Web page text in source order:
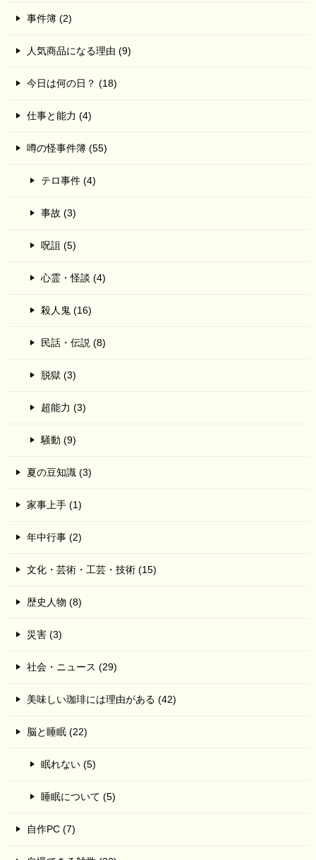
事件簿 (2)
人気商品になる理由 (9)
今日は何の日？ (18)
仕事と能力 (4)
噂の怪事件簿 (55)
テロ事件 (4)
事故 (3)
呪詛 (5)
心霊・怪談 (4)
殺人鬼 (16)
民話・伝説 (8)
脱獄 (3)
超能力 (3)
騒動 (9)
夏の豆知識 (3)
家事上手 (1)
年中行事 (2)
文化・芸術・工芸・技術 (15)
歴史人物 (8)
災害 (3)
社会・ニュース (29)
美味しい珈琲には理由がある (42)
脳と睡眠 (22)
眠れない (5)
睡眠について (5)
自作PC (7)